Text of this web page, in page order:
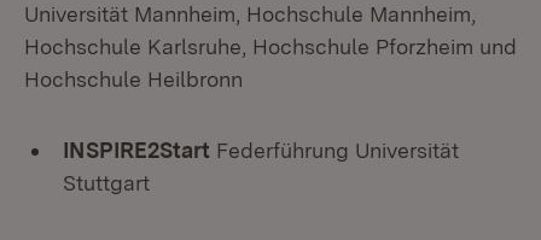
Universität Mannheim, Hochschule Mannheim,
Hochschule Karlsruhe, Hochschule Pforzheim und
Hochschule Heilbronn
INSPIRE2Start Federführung Universität
Stuttgart